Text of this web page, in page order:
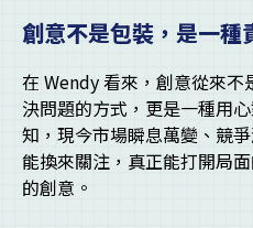
創意不是包裝，是一種
在 Wendy 看來，創意從來
決問題的方式，更是一種用
知，現今市場瞬息萬變、競
能換來關注，真正能打開局
的創意。